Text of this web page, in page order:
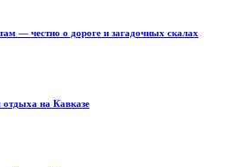
— честно о дороге и загадочных скалах
на Кавказе